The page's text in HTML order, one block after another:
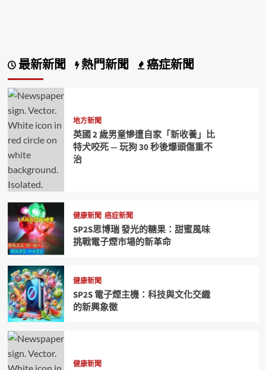
最新新聞 熱門新聞 癌症新聞
地方新聞
英國 2 歲男童慘遭自家「新收養」比
特犬咬死 — 玩狗 30 秒後爆頭傷重不
治
健康新聞 癌症新聞
SP2S思博瑞 發光的糖果：甜蜜風味
挑戰電子煙市場的新革命
健康新聞
SP2S 電子煙主機：科技與文化交織
的新興象徵
健康新聞